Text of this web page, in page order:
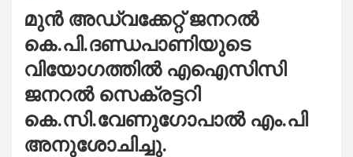
മുൻ അഡ്വക്കേറ്റ് ജനറൽ
കെ.പി.ദണ്ഡപാണിയുടെ
വിയോഗത്തിൽ എഐസിസി
ജനറൽ സെക്രട്ടറി
കെ.സി.വേണുഗോപാൽ എം.പി
അനുശോചിച്ചു.